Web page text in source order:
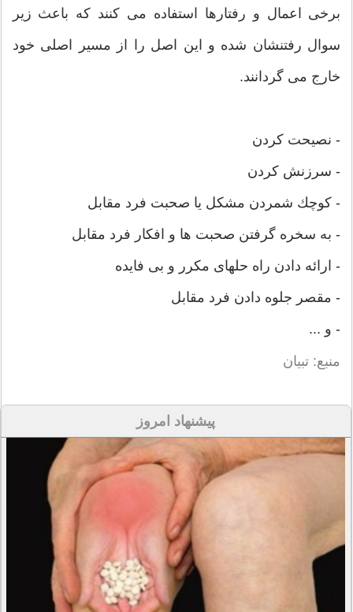
برخی اعمال و رفتارها استفاده می كنند كه باعث زیر
سوال رفتنشان شده و این اصل را از مسیر اصلی خود
خارج می گردانند.
- نصیحت كردن
- سرزنش كردن
- كوچك شمردن مشكل یا صحبت فرد مقابل
- به سخره گرفتن صحبت ها و افكار فرد مقابل
- ارائه دادن راه حلهای مكرر و بی فایده
- مقصر جلوه دادن فرد مقابل
- و ...
منبع: تبیان
پیشنهاد امروز